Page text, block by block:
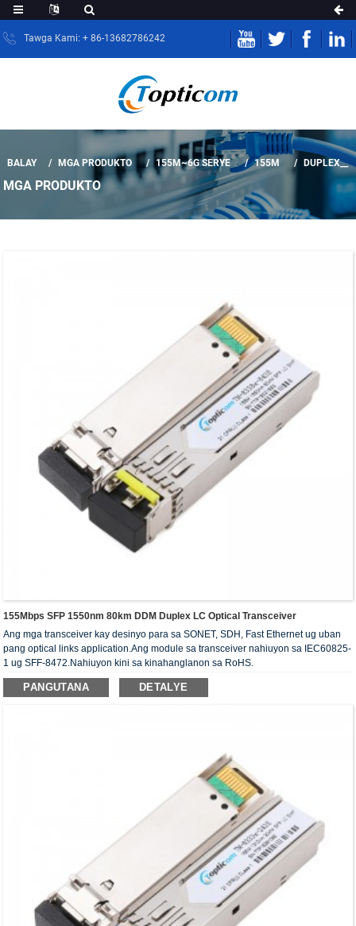
Tawga Kami: + 86-13682786242
BALAY MGA PRODUKTO 155M~6G SERYE 155M DUPLEX__
MGA PRODUKTO
155Mbps SFP 1550nm 80km DDM Duplex LC Optical Transceiver
Ang mga transceiver kay desinyo para sa SONET, SDH, Fast Ethernet ug uban
pang optical links application.Ang module sa transceiver nahiuyon sa IEC60825-
1 ug SFF-8472.Nahiuyon kini sa kinahanglanon sa RoHS.
PANGUTANA DETALYE